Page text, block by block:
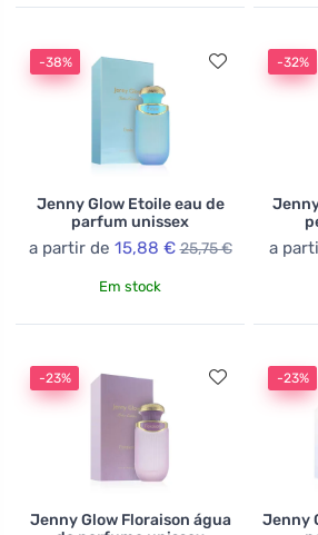
-38%
Jenny Glow Etoile eau de
parfum unissex
a partir de 15,88 € 25,75 €
Em stock
-32%
a
-23%
Jenny Glow Floraison água
-23%
Jenny